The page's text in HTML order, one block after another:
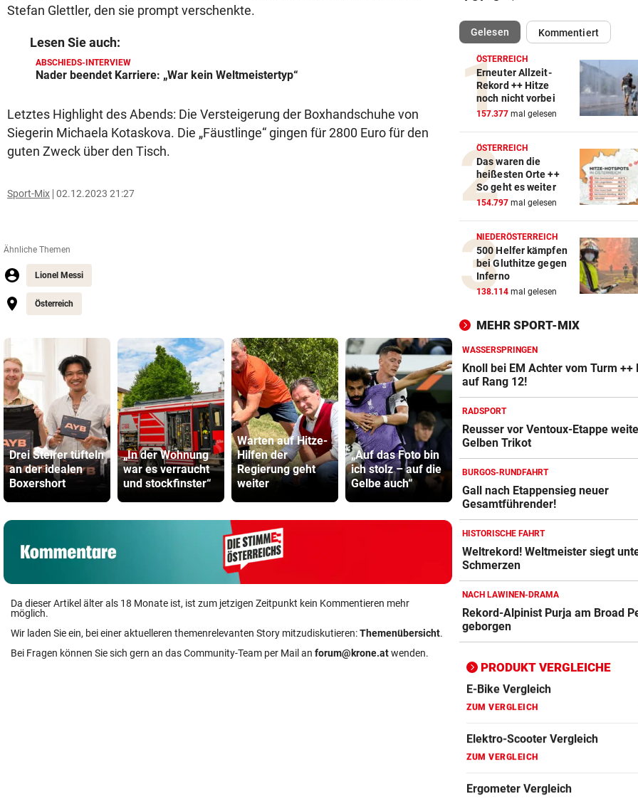
Stefan Glettler, den sie prompt verschenkte.
Lesen Sie auch:
ABSCHIEDS-INTERVIEW
Nader beendet Karriere: „War kein Weltmeistertyp“
Letztes Highlight des Abends: Die Versteigerung der Boxhandschuhe von
Siegerin Michaela Kotaskova. Die „Fäustlinge“ gingen für 2800 Euro für den
guten Zweck über den Tisch.
Sport-Mix 02.12.2023 21:27
Ähnliche Themen
Lionel Messi
Österreich
Drei Steirer tüfteln
an der idealen
Boxershort
„In der Wohnung
war es verraucht
und stockfinster“
Warten auf Hitze-
Hilfen der
Regierung geht
weiter
„Auf das Foto bin
ich stolz – auf die
Gelbe auch“
Skurrilitäten in der
Red Bull Arena
häufen sich
Anwalt:
Da dieser Artikel älter als 18 Monate ist, ist zum jetzigen Zeitpunkt kein Kommentieren mehr
möglich.
Wir laden Sie ein, bei einer aktuelleren themenrelevanten Story mitzudiskutieren:Themenübersicht.
Bei Fragen können Sie sich gern an das Community-Team per Mail an forum@krone.atwenden.
Gelesen(ausgewählt)Kommentiert
ÖSTERREICH
Erneuter Allzeit-
Rekord ++ Hitze
noch nicht vorbei
157.377 mal gelesen
ÖSTERREICH
Das waren die
heißesten Orte ++
So geht es weiter
154.797 mal gelesen
NIEDERÖSTERREICH
500 Helfer kämpfen
bei Gluthitze gegen
Inferno
138.114 mal gelesen
MEHR SPORT-MIX
WASSERSPRINGEN
Knoll bei EM Achter vom Turm ++
auf Rang 12!
RADSPORT
Reusser vor Ventoux-Etappe
Gelben Trikot
BURGOS-RUNDFAHRT
Gall nach Etappensieg neuer
Gesamtführender!
HISTORISCHE FAHRT
Weltrekord! Weltmeister siegt
Schmerzen
NACH LAWINEN-DRAMA
Rekord-Alpinist Purja am Broad
geborgen
PRODUKT VERGLEICHE
Action-Cam Vergleich
ZUM VERGLEICH
Crosstrainer Vergleich
ZUM VERGLEICH
Elektro-Scooter Vergleich
ZUM VERGLEICH
Ergometer Vergleich
ZUM VERGLEICH
Fahrrad Test
ZUM VERGLEICH
Fahrradanhänger Vergleich
ZUM VERGLEICH
Faszienrolle Vergleich